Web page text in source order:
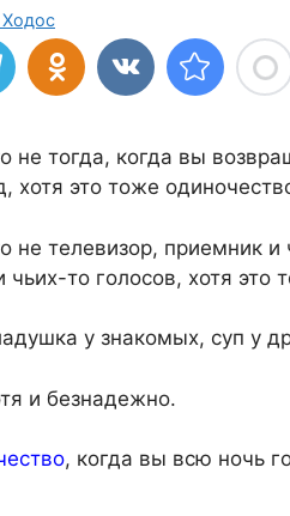
не тогда, когда вы
хотя это тоже
не телевизор, приемник
то голосов, хотя это
у знакомых, суп у
и безнадежно.
, когда вы всю ночь